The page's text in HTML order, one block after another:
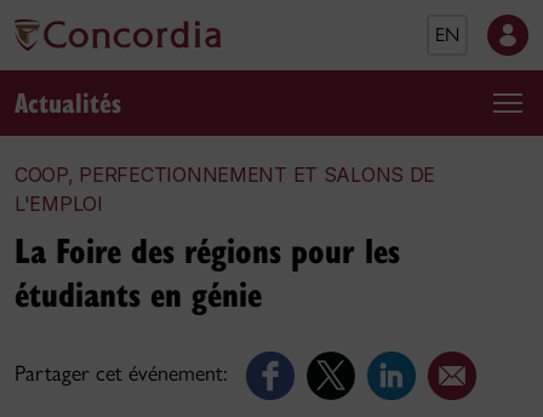
EN
Actualités
COOP, PERFECTIONNEMENT ET SALONS DE
L'EMPLOI
Partager cet événement:
La Foire des régions pour les
étudiants en génie